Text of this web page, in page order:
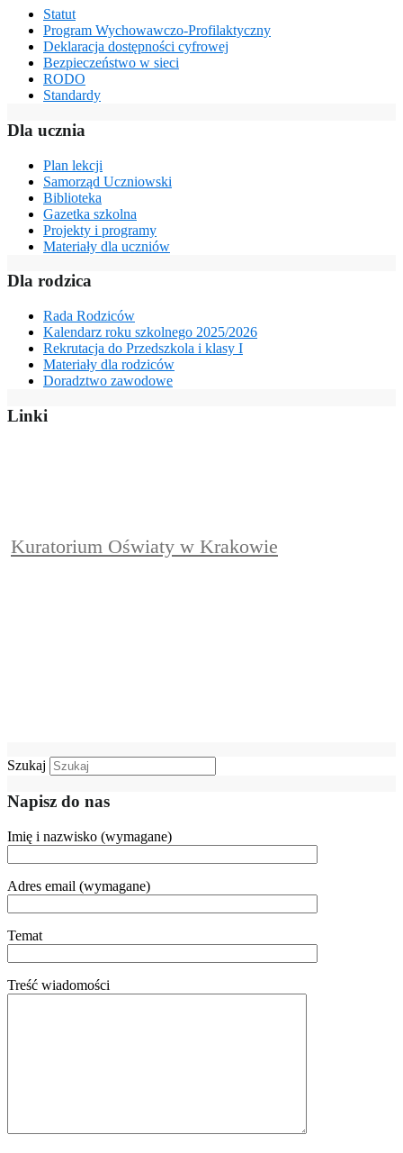
Statut
Program Wychowawczo-Profilaktyczny
Deklaracja dostępności cyfrowej
Bezpieczeństwo w sieci
RODO
Standardy
Dla ucznia
Plan lekcji
Samorząd Uczniowski
Biblioteka
Gazetka szkolna
Projekty i programy
Materiały dla uczniów
Dla rodzica
Rada Rodziców
Kalendarz roku szkolnego 2025/2026
Rekrutacja do Przedszkola i klasy I
Materiały dla rodziców
Doradztwo zawodowe
Linki
Kuratorium Oświaty w Krakowie
Szukaj
Napisz do nas
Imię i nazwisko (wymagane)
Adres email (wymagane)
Temat
Treść wiadomości